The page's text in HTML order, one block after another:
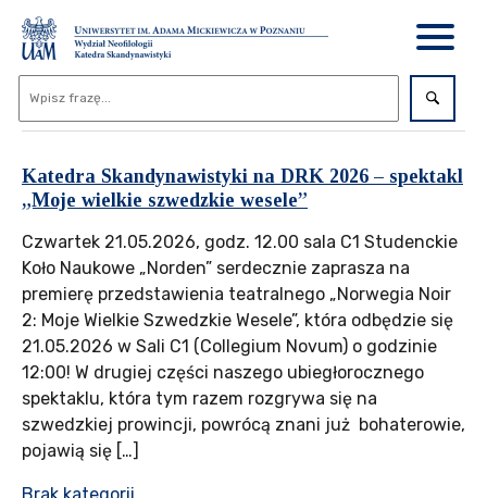
Katedra Skandynawistyki na DRK 2026 – spektakl
„Moje wielkie szwedzkie wesele”
Czwartek 21.05.2026, godz. 12.00 sala C1 Studenckie
Koło Naukowe „Norden” serdecznie zaprasza na
premierę przedstawienia teatralnego „Norwegia Noir
2: Moje Wielkie Szwedzkie Wesele”, która odbędzie się
21.05.2026 w Sali C1 (Collegium Novum) o godzinie
12:00! W drugiej części naszego ubiegłorocznego
spektaklu, która tym razem rozgrywa się na
szwedzkiej prowincji, powrócą znani już bohaterowie,
pojawią się […]